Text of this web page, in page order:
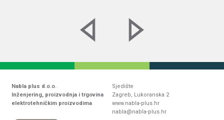
Nabla plus d.o.o.
Inženjering, proizvodnja i trgovina
elektrotehničkim proizvodima
Sjedište
Zagreb, Lukoranska 2
www.nabla-plus.hr
nabla@nabla-plus.hr